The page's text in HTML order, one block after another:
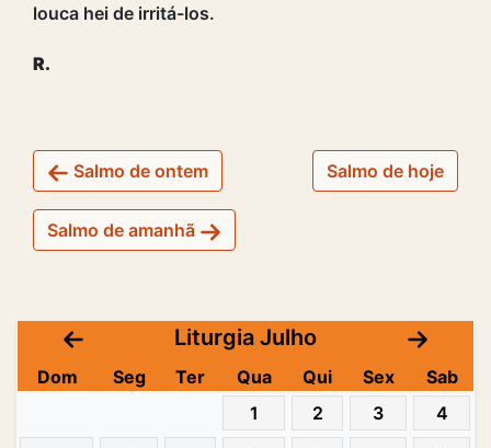
louca hei de irritá-los.
R.
Salmo de ontem Salmo de hoje
Salmo de amanhã
Liturgia Julho
Dom Seg Ter Qua Qui Sex
Sab
1
2 3
4